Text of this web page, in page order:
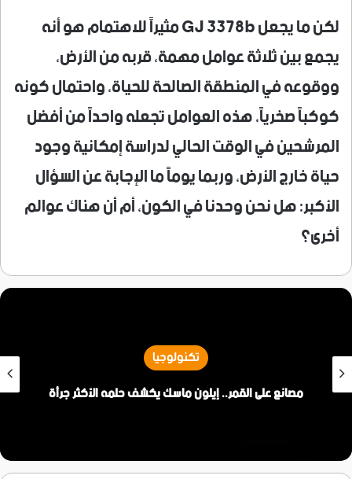
لكن ما يجعل GJ 3378b مثيراً للاهتمام هو أنه
يجمع بين ثلاثة عوامل مهمة، قربه من الأرض،
ووقوعه في المنطقة الصالحة للحياة، واحتمال كونه
كوكباً صخرياً، هذه العوامل تجعله واحداً من أفضل
المرشحين في الوقت الحالي لدراسة إمكانية وجود
حياة خارج الأرض، وربما يوماً ما الإجابة عن السؤال
الأكبر: هل نحن وحدنا في الكون، أم أن هناك عوالم
أخرى؟
تكنولوجيا
مصانع على القمر.. إيلون ماسك يكشف حلمه الأكثر جرأة